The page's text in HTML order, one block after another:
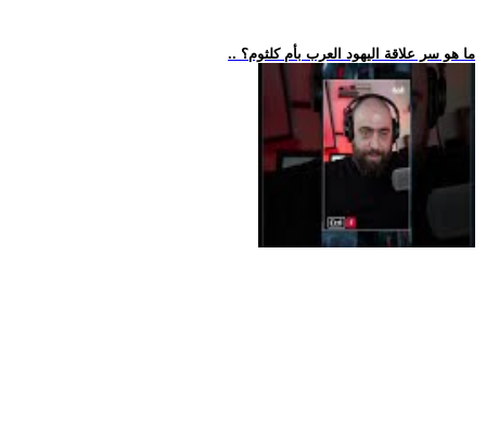
.. ما هو سر علاقة اليهود العرب بأم كلثوم؟